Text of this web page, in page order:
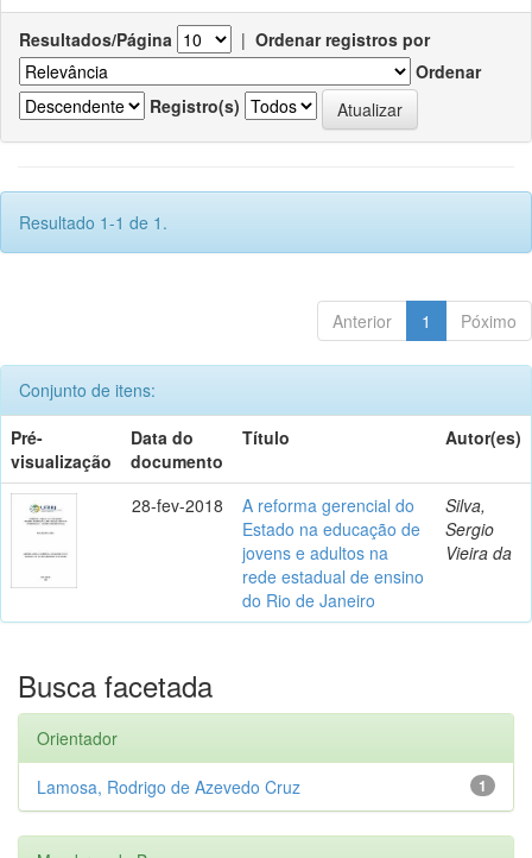
Resultados/Página | Ordenar registros por
Ordenar
Registro(s)
Resultado 1-1 de 1.
Anterior 1 Póximo
Conjunto de itens:
Pré-
visualização
Data do
documento
Título Autor(es)
28-fev-2018
A reforma gerencial do
Estado na educação de
jovens e adultos na
rede estadual de ensino
do Rio de Janeiro
Silva,
Sergio
Vieira da
Busca facetada
Orientador
1
Lamosa, Rodrigo de Azevedo Cruz